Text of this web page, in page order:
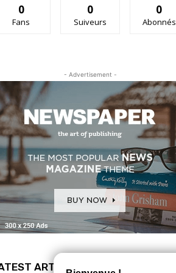
0
Fans
0
Suiveurs
0
Abonnés
- Advertisement -
ARTICLES